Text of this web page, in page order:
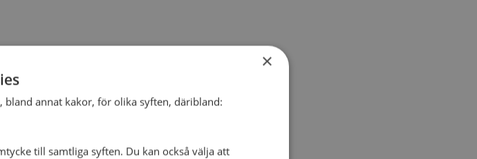
×
bland annat kakor, för olika syften, däribland:
till samtliga syften. Du kan också välja att